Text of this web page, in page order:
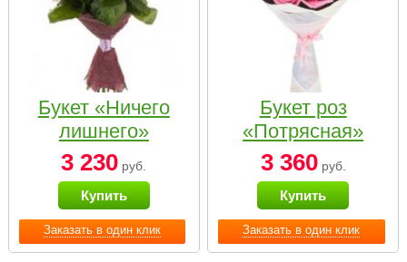
Заказать в один клик
Букет «Ничего
лишнего»
3 230 руб.
Купить
Заказать в один клик
Букет роз
«Потрясная»
3 360руб.
Купить